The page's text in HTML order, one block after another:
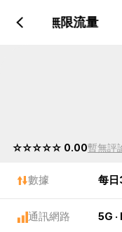
+ 低速無限流量
☆☆☆☆☆ 0.00暫無評
數據 每日
通訊網路 5G ·